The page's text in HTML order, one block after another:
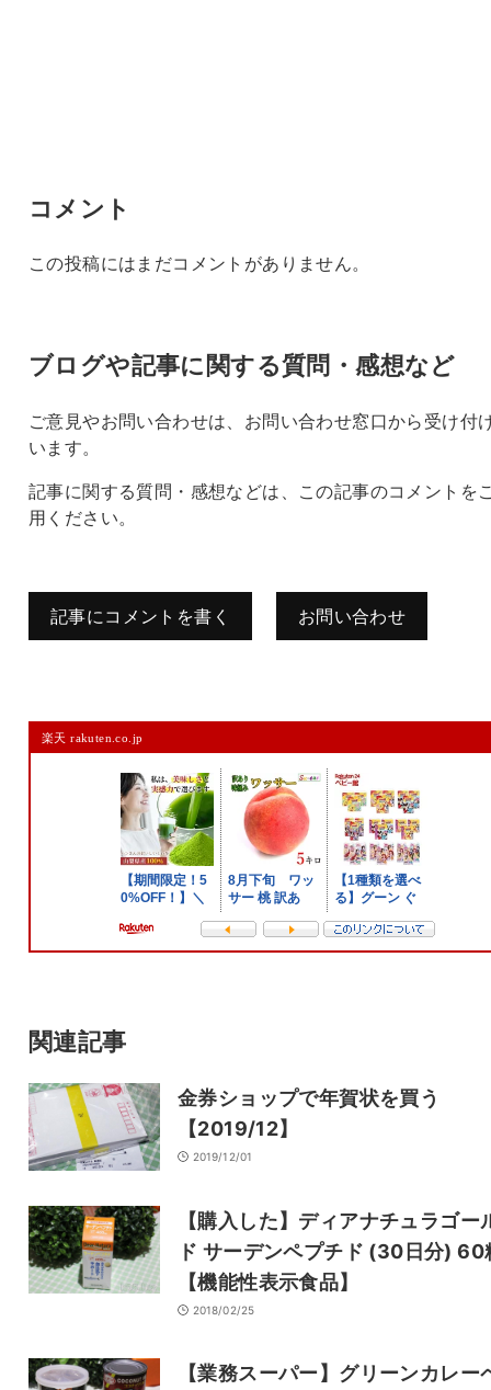
コメント
この投稿にはまだコメントがありません。
ブログや記事に関する質問・感想など
ご意見やお問い合わせは、お問い合わせ窓口から受け付
います。
記事に関する質問・感想などは、この記事のコメントを
用ください。
記事にコメントを書く お問い合わせ
メールアドレスは公開されません。
また、コメント欄には、必ず日本語を含めてください（スパム対策）。
サイト
楽天 rakuten.co.jp
関連記事
金券ショップで年賀状を買う
【2019/12】
2019/12/01
【購入した】ディアナチュラゴー
ド サーデンペプチド (30日分) 60
【機能性表示食品】
2018/02/25
【業務スーパー】グリーンカレー